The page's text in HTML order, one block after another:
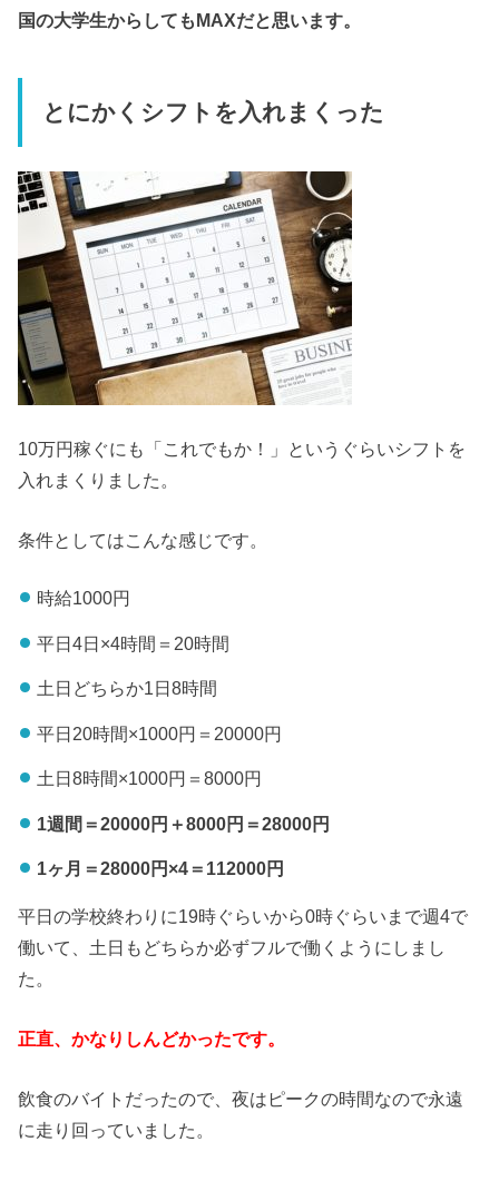
国の大学生からしてもMAXだと思います。
とにかくシフトを入れまくった
10万円稼ぐにも「これでもか！」というぐらいシフトを
入れまくりました。
条件としてはこんな感じです。
時給1000円
平日4日×4時間＝ 20時間
土日どちらか1日8時間
平日20時間×1000円＝ 20000円
土日8時間×1000円＝ 8000円
1週間＝20000円＋8000円＝28000円
1ヶ月＝28000円 ×4＝ 112000円
平日の学校終わりに19時ぐらいから0時ぐらいまで週4で
働いて、土日もどちらか必ずフルで働くようにしまし
た。
正直、かなりしんどかったです。
飲食のバイトだったので、夜はピークの時間なので永遠
に走り回っていました。